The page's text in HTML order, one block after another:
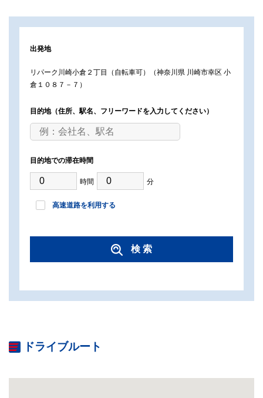
出発地
リパーク川崎小倉２丁目（自転車可）（神奈川県 川崎市幸区 小
倉１０８７－７）
目的地（住所、駅名、フリーワードを入力してください）
目的地での滞在時間
時間 分
高速道路を利用する
検 索
ドライブルート